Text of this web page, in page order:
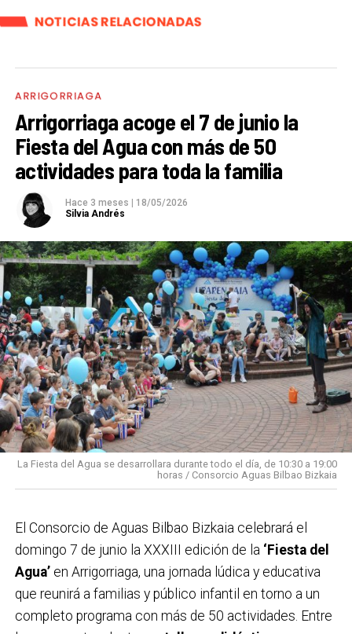
NOTICIAS RELACIONADAS
ARRIGORRIAGA
Arrigorriaga acoge el 7 de junio la
Fiesta del Agua con más de 50
actividades para toda la familia
Hace 3 meses
18/05/2026
Silvia Andrés
La Fiesta del Agua se desarrollara durante todo el día, de 10:30 a 19:00
horas / Consorcio Aguas Bilbao Bizkaia
El Consorcio de Aguas Bilbao Bizkaia celebrará el
domingo 7 de junio la XXXIII edición de la ‘Fiesta del
Agua’en Arrigorriaga, una jornada lúdica y educativa
que reunirá a familias y público infantil en torno a un
completo programa con más de 50 actividades. Entre